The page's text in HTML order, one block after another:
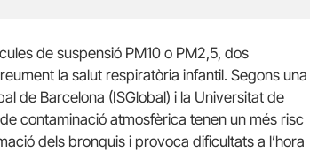
de suspensió PM10 o PM2,5, dos
la salut respiratòria infantil. Segons una
de Barcelona (ISGlobal) i la Universitat de
contaminació atmosfèrica tenen un més risc
dels bronquis i provoca dificultats a l’hora